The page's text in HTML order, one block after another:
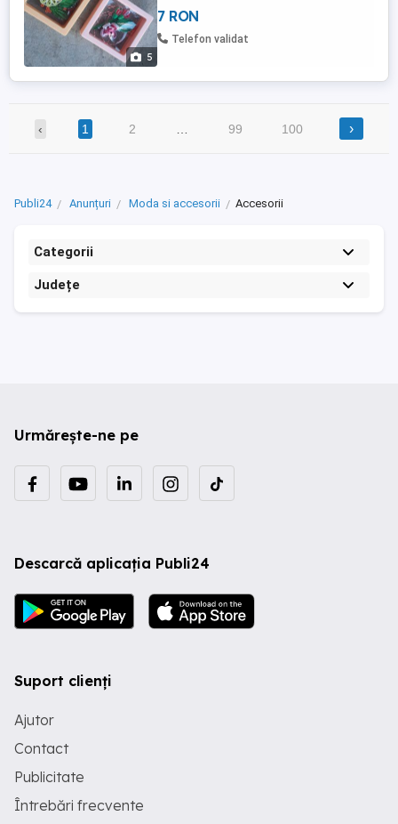
5
7 RON
Telefon validat
‹ 1 2 99 100 ›
Publi24 Anunțuri Moda si accesorii Accesorii
Categorii
Județe
Urmărește-ne pe
Descarcă aplicația Publi24
Suport clienți
Ajutor
Contact
Publicitate
Întrebări frecvente